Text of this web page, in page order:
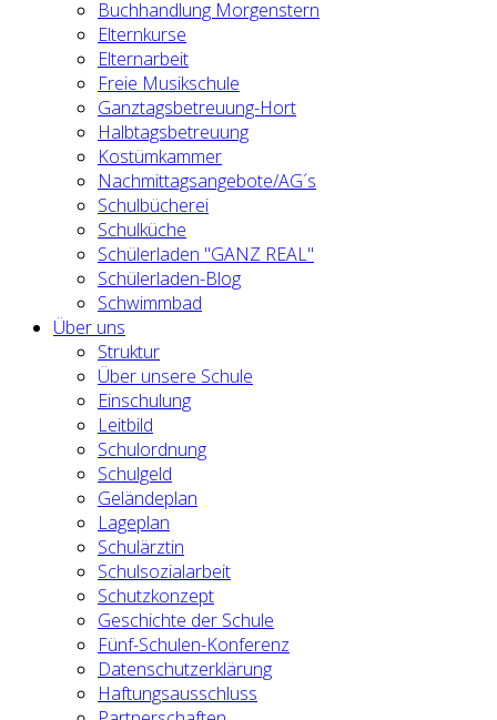
Buchhandlung Morgenstern
Elternkurse
Elternarbeit
Freie Musikschule
Ganztagsbetreuung-Hort
Halbtagsbetreuung
Kostümkammer
Nachmittagsangebote/AG´s
Schulbücherei
Schulküche
Schülerladen "GANZ REAL"
Schülerladen-Blog
Schwimmbad
Über uns
Struktur
Über unsere Schule
Einschulung
Leitbild
Schulordnung
Schulgeld
Geländeplan
Lageplan
Schulärztin
Schulsozialarbeit
Schutzkonzept
Geschichte der Schule
Fünf-Schulen-Konferenz
Datenschutzerklärung
Haftungsausschluss